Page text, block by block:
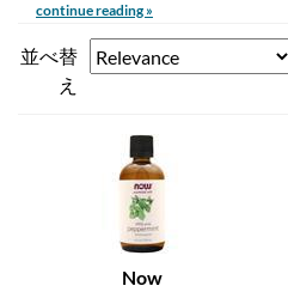
continue reading »
並べ替
え
Now